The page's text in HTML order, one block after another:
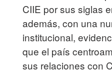
CIIE por sus siglas
además, con una
institucional,
que el país
sus relaciones con